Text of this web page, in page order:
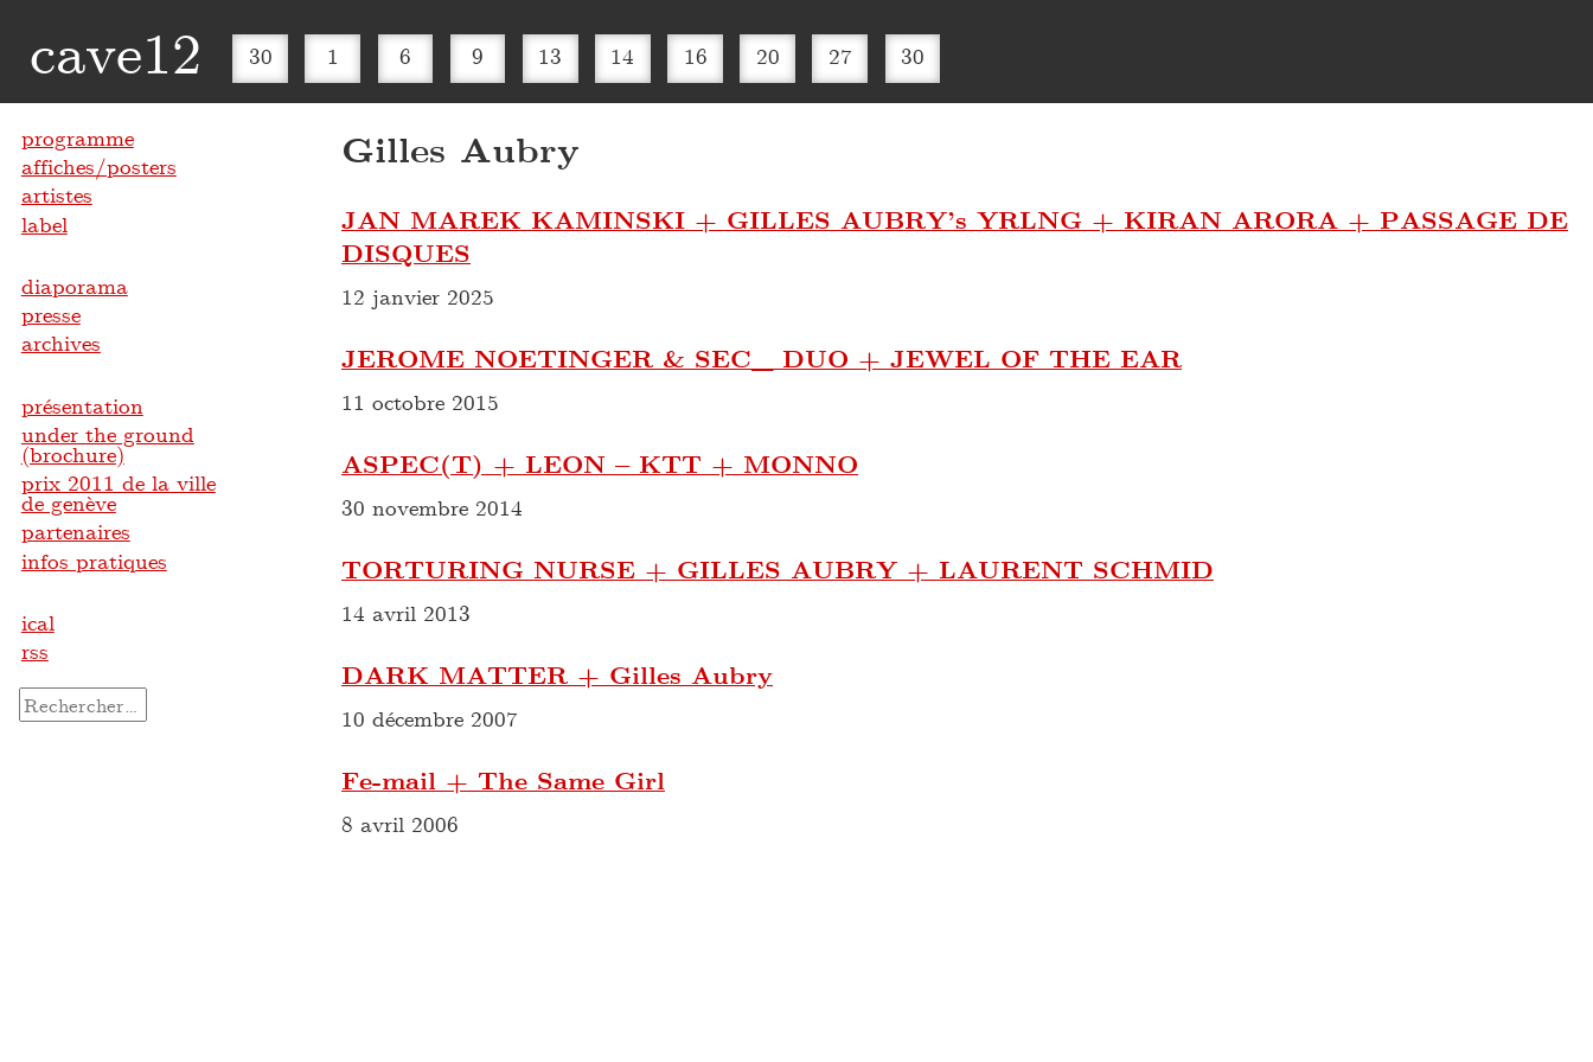
cave12 30 1 6 9 13 14 16 20 27 30
Gilles Aubry
JAN MAREK KAMINSKI + GILLES AUBRY’s YRLNG + KIRAN ARORA + PASSAGE DE
DISQUES
12 janvier 2025
JEROME NOETINGER & SEC_ DUO + JEWEL OF THE EAR
11 octobre 2015
ASPEC(T) + LEON – KTT + MONNO
30 novembre 2014
TORTURING NURSE + GILLES AUBRY + LAURENT SCHMID
14 avril 2013
DARK MATTER + Gilles Aubry
10 décembre 2007
Fe-mail + The Same Girl
8 avril 2006
programme
affiches/posters
artistes
label
diaporama
presse
archives
présentation
under the ground
(brochure)
prix 2011 de la ville
de genève
partenaires
infos pratiques
ical
rss
Rechercher :